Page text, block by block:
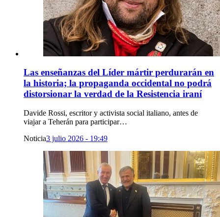
Las enseñanzas del Líder mártir perdurarán en
la historia; la propaganda occidental no podrá
distorsionar la verdad de la Resistencia iraní
Davide Rossi, escritor y activista social italiano, antes de
viajar a Teherán para participar…
Noticia3 julio 2026 - 19:49